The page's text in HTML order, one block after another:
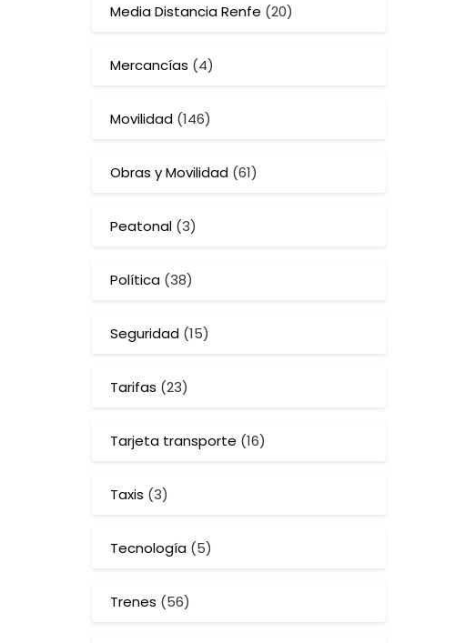
Media Distancia Renfe (20)
Mercancías (4)
Movilidad(146)
Obras y Movilidad(61)
Peatonal(3)
Política(38)
Seguridad(15)
Tarifas (23)
Tarjeta transporte (16)
Taxis (3)
Tecnología(5)
Trenes (56)